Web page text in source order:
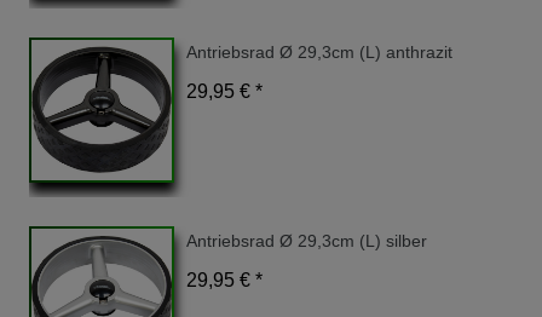
Antriebsrad Ø 29,3cm (L) anthrazit
29,95 € *
Antriebsrad Ø 29,3cm (L) silber
29,95 € *